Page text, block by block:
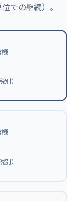
での継続）。
別）
別）